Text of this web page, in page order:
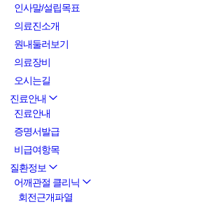
인사말/설립목표
의료진소개
원내둘러보기
의료장비
오시는길
진료안내
진료안내
증명서발급
비급여항목
질환정보
어깨관절 클리닉
회전근개파열